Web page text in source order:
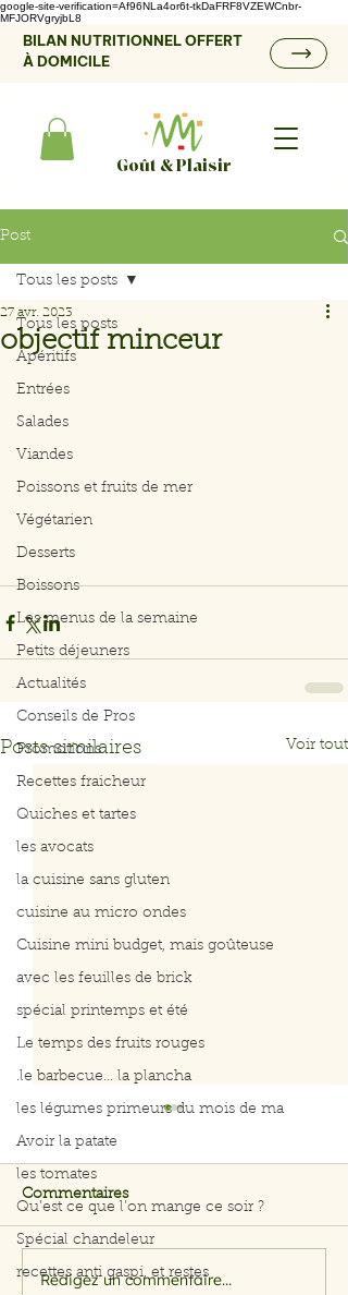
google-site-verification=Af96NLa4or6t-tkDaFRF8VZEWCnbr-
MFJORVgryjbL8
BILAN NUTRITIONNEL OFFERT
À DOMICILE
Goût & Plaisir
Post
Tous les posts
Apéritifs
Entrées
Salades
Viandes
Poissons et fruits de mer
Végétarien
Desserts
Boissons
Les menus de la semaine
Petits déjeuners
Actualités
Conseils de Pros
Promotions
Recettes fraicheur
Quiches et tartes
les avocats
la cuisine sans gluten
cuisine au micro ondes
Cuisine mini budget, mais goûteuse
avec les feuilles de brick
spécial printemps et été
Le temps des fruits rouges
.le barbecue... la plancha
les légumes primeurs du mois de ma
Avoir la patate
les tomates
Qu’est ce que l’on mange ce soir ?
Spécial chandeleur
recettes anti gaspi, et restes
Tous les posts
objectif minceur
27 avr. 2023
Posts similaires Voir tout
Salade rapide d’avocat,
Commentaires
Rédigez un commentaire...